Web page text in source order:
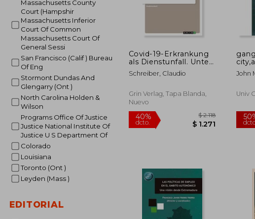
Massachusetts County
Court (Hampshir
Massachusetts Inferior
Court Of Common
Massachusetts Court Of
General Sessi
San Francisco (Calif ) Bureau
Of Eng
Stormont Dundas And
Glengarry (Ont )
North Carolina Holden &
Wilson
Programs Office Of Justice
Justice National Institute Of
Justice U S Department Of
Colorado
Louisiana
Toronto (Ont )
Leyden (Mass )
EDITORIAL
Covid-19-Erkrankung
als Dienstunfall. Unter
welchen
Voraussetzungen kann
werden? (en Alemán)
Schreiber, Claudio
Grin Verlag, Tapa Blanda,
Nuevo
40%
dcto.
John
Univ